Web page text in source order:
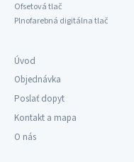
Ofsetová tlač
Plnofarebná digitálna tlač
Úvod
Objednávka
Poslať dopyt
Kontakt a mapa
O nás